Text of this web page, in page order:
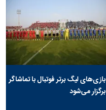
بازی‌های لیگ برتر فوتبال با تماشاگر
برگزار می‌شود